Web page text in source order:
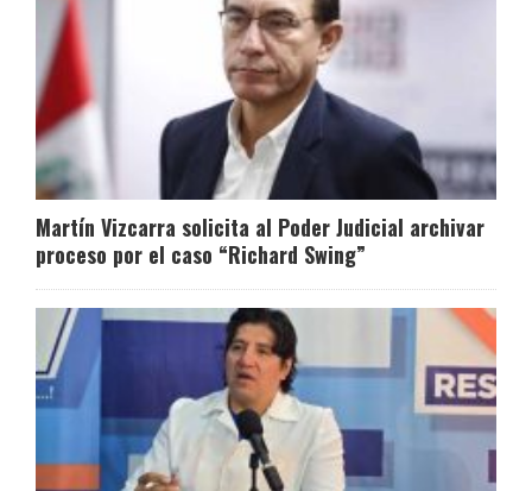
Martín Vizcarra solicita al Poder Judicial archivar
proceso por el caso “Richard Swing”